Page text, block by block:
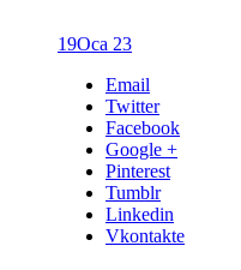
19Oca 23
Email
Twitter
Facebook
Google +
Pinterest
Tumblr
Linkedin
Vkontakte